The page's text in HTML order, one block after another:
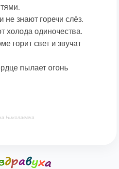
знают горечи слёз.
холода одиночества.
горит свет и звучат
пылает огонь
Николаевна